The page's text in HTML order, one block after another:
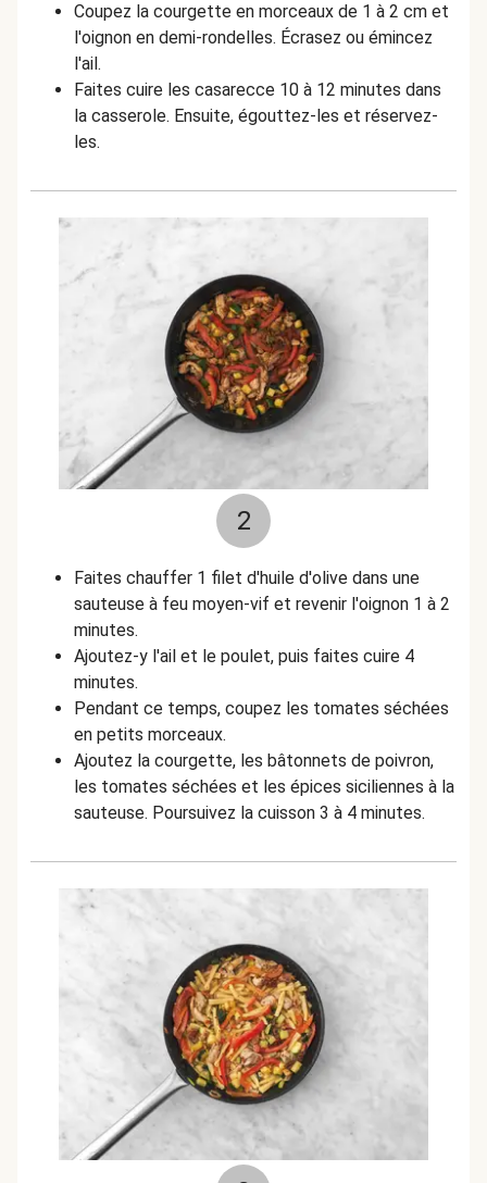
Coupez la courgette en morceaux de 1 à 2 cm et
l'oignon en demi-rondelles. Écrasez ou émincez
l'ail.
Faites cuire les casarecce 10 à 12 minutes dans
la casserole. Ensuite, égouttez-les et réservez-
les.
2
Faites chauffer 1 filet d'huile d'olive dans une
sauteuse à feu moyen-vif et revenir l'oignon 1 à 2
minutes.
Ajoutez-y l'ail et le poulet, puis faites cuire 4
minutes.
Pendant ce temps, coupez les tomates séchées
en petits morceaux.
Ajoutez la courgette, les bâtonnets de poivron,
les tomates séchées et les épices siciliennes à la
sauteuse. Poursuivez la cuisson 3 à 4 minutes.